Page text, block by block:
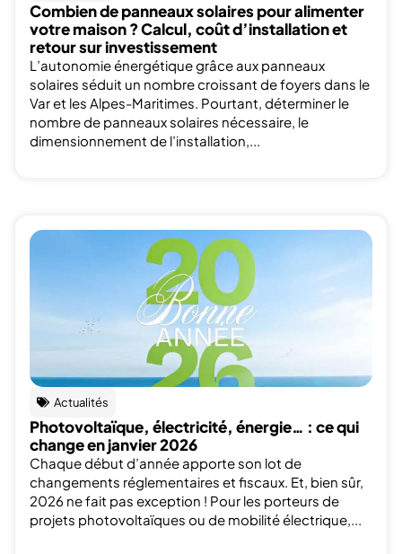
Combien de panneaux solaires pour alimenter
votre maison ? Calcul, coût d’installation et
retour sur investissement
L’autonomie énergétique grâce aux panneaux
solaires séduit un nombre croissant de foyers dans le
Var et les Alpes-Maritimes. Pourtant, déterminer le
nombre de panneaux solaires nécessaire, le
dimensionnement de l’installation,...
Actualités
Photovoltaïque, électricité, énergie… : ce qui
change en janvier 2026
Chaque début d’année apporte son lot de
changements réglementaires et fiscaux. Et, bien sûr,
2026 ne fait pas exception ! Pour les porteurs de
projets photovoltaïques ou de mobilité électrique,...